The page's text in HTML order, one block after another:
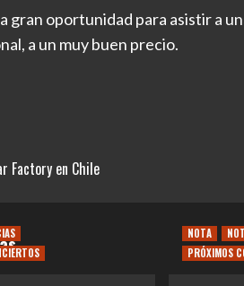
gran oportunidad para asistir a
a un muy buen precio.
Factory en Chile
NOTA
PRÓXIMOS